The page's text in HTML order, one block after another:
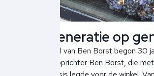
Van generatie op
Het verhaal van Ben Borst begon 30
met onze oprichter Ben Borst, die